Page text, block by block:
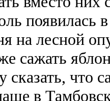
на лесной
сажать
что
в